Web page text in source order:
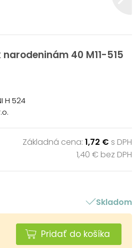
narodeninám 40 M11-515
H 524
Základná cena: 1,72 € s DPH
1,40 € bez DPH
Skladom
Pridať do košíka